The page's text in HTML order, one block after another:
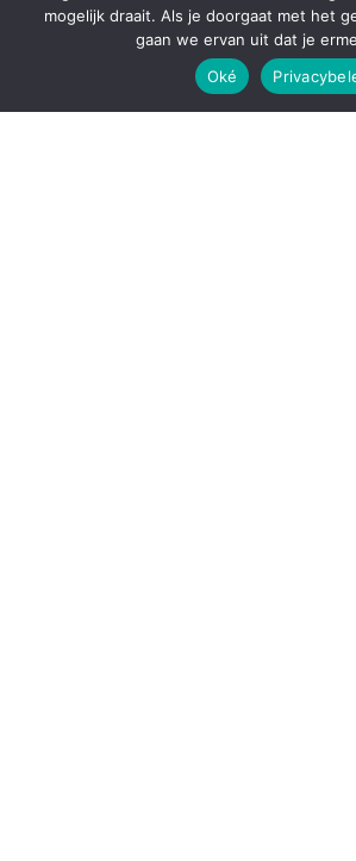
mogelijk draait. Als je doorgaat met het
gaan we ervan uit dat je
Oké